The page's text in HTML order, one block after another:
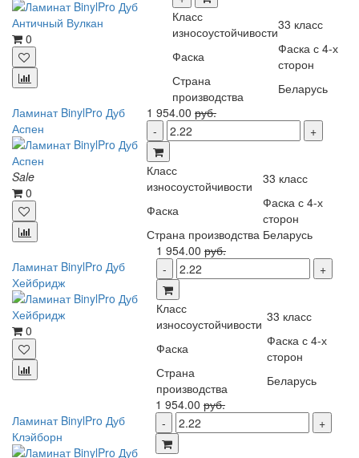
0
Класс
износоустойчивости33 класс
Фаска
Фаска с 4-х
сторон
Страна
производства
Беларусь
Ламинат BinylPro Дуб
Аспен
Sale
0
1 954.00 руб.
Класс
износоустойчивости
33 класс
Фаска
Фаска с 4-х
сторон
Страна производства Беларусь
Ламинат BinylPro Дуб
Хейбридж
0
1 954.00 руб.
Класс
износоустойчивости 33 класс
Фаска
Фаска с 4-х
сторон
Страна
производства
Беларусь
Ламинат BinylPro Дуб
Клэйборн
1 954.00 руб.